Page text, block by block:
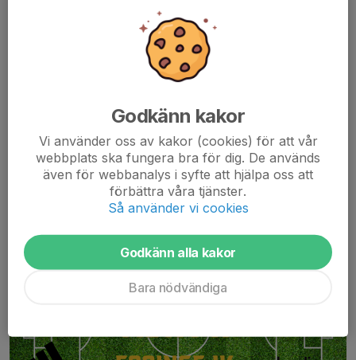
Damerna tar emot Skogås Trångsunds FF på lördag, välkomna
till Älta IP för att se en bra match som avslutar damernas
Följ laget på instagram, där får du matchrapporter och inblickar i
Fotboll
Match på Älta IP 5-7 juni
0 kommentarer
Godkänn kakor
Vi använder oss av kakor (cookies) för att vår
webbplats ska fungera bra för dig. De används
även för webbanalys i syfte att hjälpa oss att
förbättra våra tjänster.
Så använder vi cookies
Godkänn alla kakor
Bara nödvändiga